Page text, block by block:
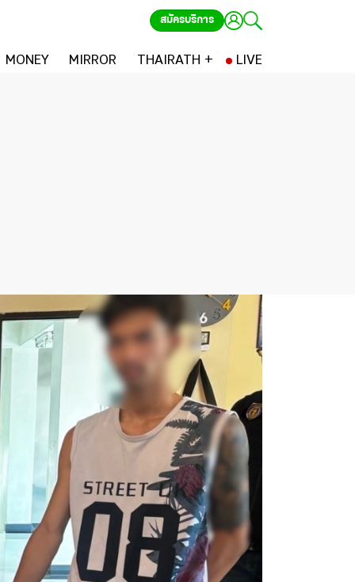
สมัครบริการ
MONEY MIRROR THAIRATH + LIVE